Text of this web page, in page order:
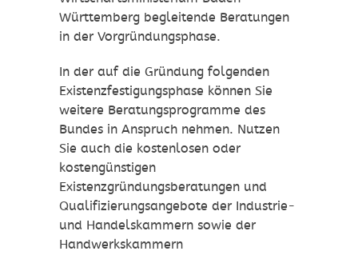
Württemberg begleitende Beratungen
in der Vorgründungsphase.
In der auf die Gründung folgenden
Existenzfestigungsphase können Sie
weitere Beratungsprogramme des
Bundes in Anspruch nehmen. Nutzen
Sie auch die kostenlosen oder
kostengünstigen
Existenzgründungsberatungen und
Qualifizierungsangebote der Industrie-
und Handelskammern sowie der
Handwerkskammern